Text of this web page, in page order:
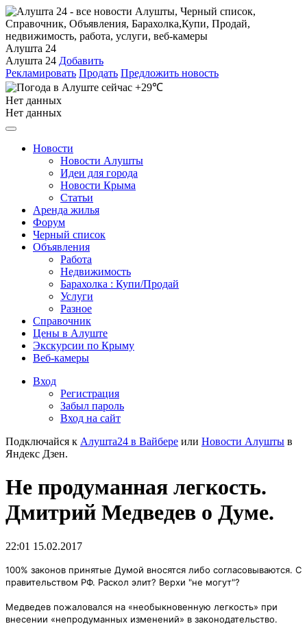
Алушта 24
Алушта 24 Добавить
Рекламировать Продать Предложить новость
+29℃
Нет данных
Нет данных
Новости
Новости Алушты
Идеи для города
Новости Крыма
Статьи
Аренда жилья
Форум
Черный список
Объявления
Работа
Недвижимость
Барахолка : Купи/Продай
Услуги
Разное
Справочник
Цены в Алуште
Экскурсии по Крыму
Веб-камеры
Вход
Регистрация
Забыл пароль
Вход на сайт
Подключайся к Алушта24 в Вайбере или Новости Алушты в
Яндекс Дзен.
Не продуманная легкость.
Дмитрий Медведев о Думе.
22:01 15.02.2017
100% законов принятые Думой вносятся либо согласовываются. С
правительством РФ. Раскол элит? Верхи "не могут"?
Медведев пожаловался на «необыкновенную легкость» при
внесении «непродуманных изменений» в законодательство.